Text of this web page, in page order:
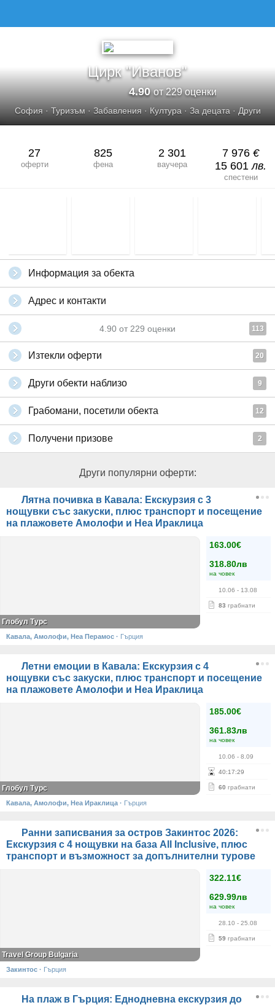
Цирк "Иванов"
4.90от 229 оценки
София· Туризъм· Забавления· Култура· За децата· Други
27
оферти
825
фена
2 301
ваучера
7 976 €
15 601лв.
спестени
Информация за обекта
Адрес и контакти
4.90 от 229 оценки 113
Изтекли оферти 20
Други обекти наблизо 9
Грабомани, посетили обекта 12
Получени призове 2
Други популярни оферти:
Лятна почивка в Кавала: Екскурзия с 3
нощувки със закуски, плюс транспорт и посещение
на плажовете Амолофи и Неа Ираклица
163.00€
318.80лв
на човек
10.06 - 13.08
83 грабнати
Глобул Турс
Кавала, Амолофи, Неа Перамос · Гърция
Летни емоции в Кавала: Екскурзия с 4
нощувки със закуски, плюс транспорт и посещение
на плажовете Амолофи и Неа Ираклица
185.00€
361.83лв
на човек
10.06 - 8.09
40:17:28
60 грабнати
Глобул Турс
Кавала, Амолофи, Неа Ираклица · Гърция
Ранни записвания за остров Закинтос 2026:
Екскурзия с 4 нощувки на база All Inclusive, плюс
транспорт и възможност за допълнителни турове
322.11€
629.99лв
на човек
28.10 - 25.08
59 грабнати
Travel Group Bulgaria
Закинтос · Гърция
На плаж в Гърция: Еднодневна екскурзия до